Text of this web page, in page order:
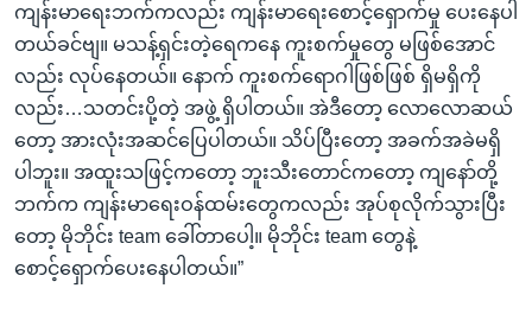
ကျန်းမာရေးဘက်ကလည်း ကျန်းမာရေးစောင့်ရှောက်မှု ပေးနေပါ
တယ်ခင်ဗျ။ မသန့်ရှင်းတဲ့ရေကနေ ကူးစက်မှုတွေ မဖြစ်အောင်
လည်း လုပ်နေတယ်။ နောက် ကူးစက်ရောဂါဖြစ်ဖြစ် ရှိမရှိကို
လည်း…သတင်းပို့တဲ့ အဖွဲ့ ရှိပါတယ်။ အဲဒီတော့ လောလောဆယ်
တော့ အားလုံးအဆင်ပြေပါတယ်။ သိပ်ပြီးတော့ အခက်အခဲမရှိ
ပါဘူး။ အထူးသဖြင့်ကတော့ ဘူးသီးတောင်ကတော့ ကျနော်တို့
ဘက်က ကျန်းမာရေးဝန်ထမ်းတွေကလည်း အုပ်စုလိုက်သွားပြီး
တော့ မိုဘိုင်း team ခေါ်တာပေါ့။ မိုဘိုင်း team တွေနဲ့
စောင့်ရှောက်ပေးနေပါတယ်။”